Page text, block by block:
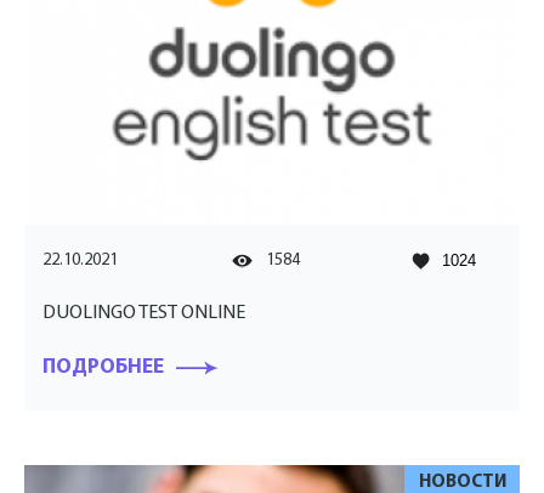
22.10.2021 1584 1024
DUOLINGO TEST ONLINE
ПОДРОБНЕЕ
НОВОСТИ